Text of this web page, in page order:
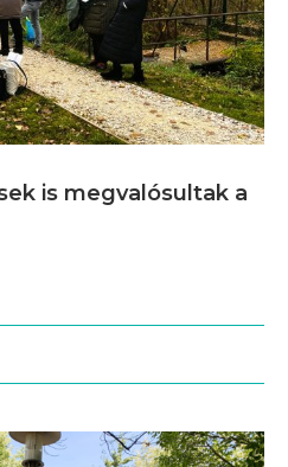
is megvalósultak a